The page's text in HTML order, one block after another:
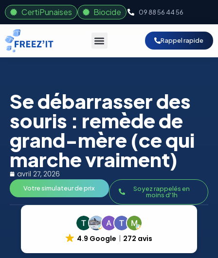
CertiPunaises Biocide 09 88 56 44 56
Rappel rapide
Se débarrasser des
souris : remède de
grand-mère (ce qui
marche vraiment)
avril 27, 2026
Votre simulateur de prix
Soyez rappelés en
moins d'1h
4.9 Google 272 avis